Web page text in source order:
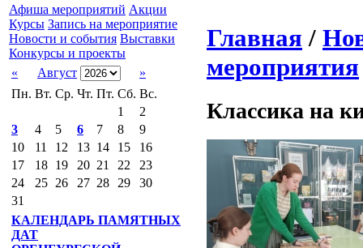
Афиша мероприятий Акции
Курсы Запись на мероприятие
Новости и события Выставки
Конкурсы и проекты
«
Август
»
Пн. Вт. Ср. Чт. Пт. Сб. Вс.
1
2
3
4 5 6 7 8
9
10
11 12 13 14 15
16
17
18 19 20 21 22
23
24
25 26 27 28 29
30
31
КАЛЕНДАРЬ ПАМЯТНЫХ
ДАТ
Главная /
мероприятия
Классика на